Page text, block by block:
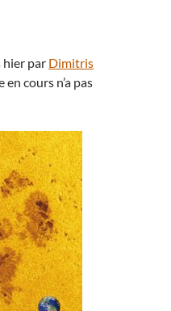
hier par Dimitris
cours n’a pas